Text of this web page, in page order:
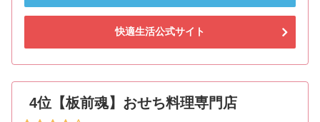
快適生活公式サイト
4位【板前魂】おせち料理専門店